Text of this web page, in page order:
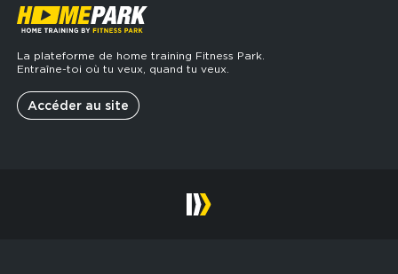
La plateforme de home training Fitness Park.
Entraîne-toi où tu veux, quand tu veux.
Accéder au site